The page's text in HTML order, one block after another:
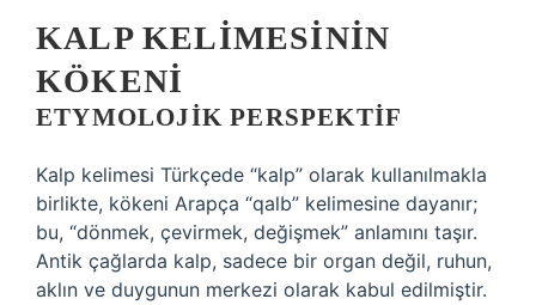
KALP KELIMESININ
KÖKENI
ETYMOLOJIK PERSPEKTIF
Kalp kelimesi Türkçede “kalp” olarak kullanılmakla
birlikte, kökeni Arapça “qalb” kelimesine dayanır;
bu, “dönmek, çevirmek, değişmek” anlamını taşır.
Antik çağlarda kalp, sadece bir organ değil, ruhun,
aklın ve duygunun merkezi olarak kabul edilmiştir.